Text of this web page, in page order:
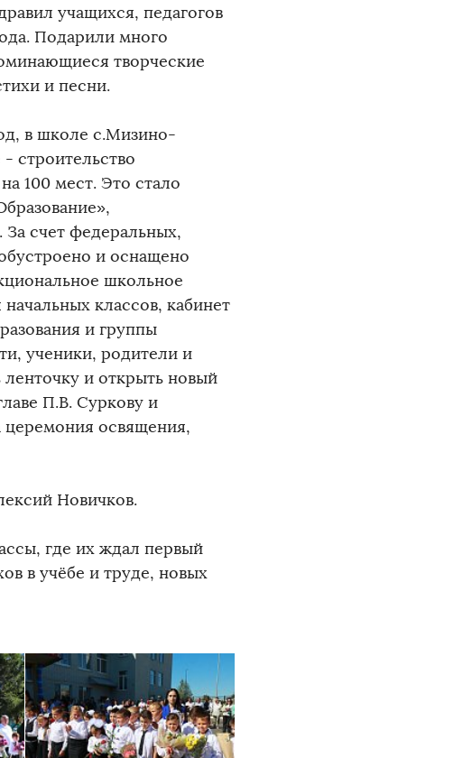
учащихся, педагогов
Подарили много
творческие
и песни.
в школе с.Мизино-
строительство
100 мест. Это стало
счет федеральных,
и оснащено
школьное
классов, кабинет
и группы
ученики, родители и
и открыть новый
П.В. Суркову и
освящения,
Новичков.
где их ждал первый
в учёбе и труде, новых